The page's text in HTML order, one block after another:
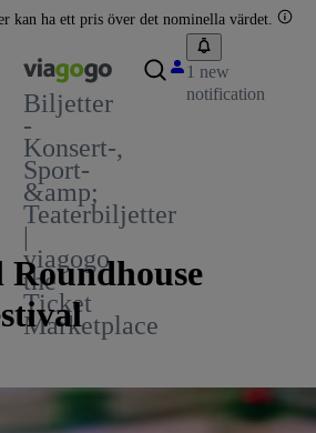
kan ha ett pris över det nominella värdet.
Biljetter
-
Konsert-,
Sport-
&amp;
Teaterbiljetter
|
viagogo
the
Ticket
Marketplace
1 new
notification